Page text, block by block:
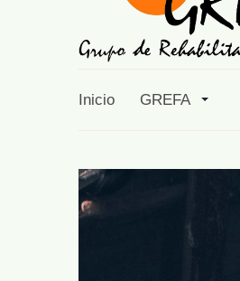
Inicio GREFA